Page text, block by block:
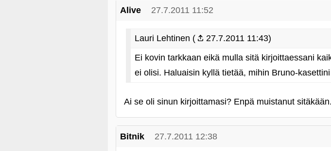
Alive 27.7.2011 11:52
Lauri Lehtinen (
27.7.2011 11:43)
Ei kovin tarkkaan eikä mulla sitä kirjoittaessani
ei olisi. Haluaisin kyllä tietää, mihin Bruno-
Ai se oli sinun kirjoittamasi? Enpä muistanut sitäkään.
Bitnik 27.7.2011 12:38